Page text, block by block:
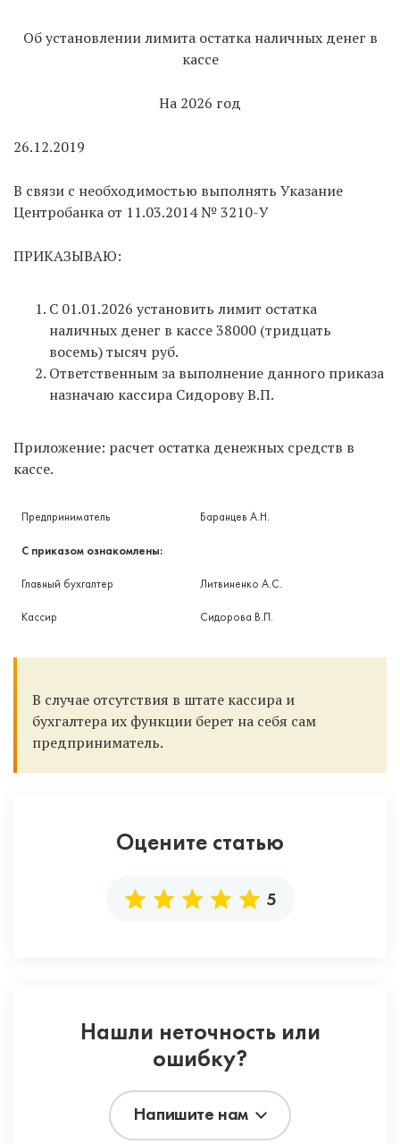
Об установлении лимита остатка наличных денег в
кассе
На 2026 год
26.12.2019
В связи с необходимостью выполнять Указание
Центробанка от 11.03.2014 № 3210-У
ПРИКАЗЫВАЮ:
С 01.01.2026 установить лимит остатка
наличных денег в кассе 38000 (тридцать
восемь) тысяч руб.
Ответственным за выполнение данного приказа
назначаю кассира Сидорову В.П.
Приложение: расчет остатка денежных средств в
кассе.
Предприниматель Баранцев А.Н.
С приказом ознакомлены:
Главный бухгалтер Литвиненко А.С.
Кассир Сидорова В.П.
В случае отсутствия в штате кассира и
бухгалтера их функции берет на себя сам
предприниматель.
Оцените статью
5
Нашли неточность или
ошибку?
Напишите нам